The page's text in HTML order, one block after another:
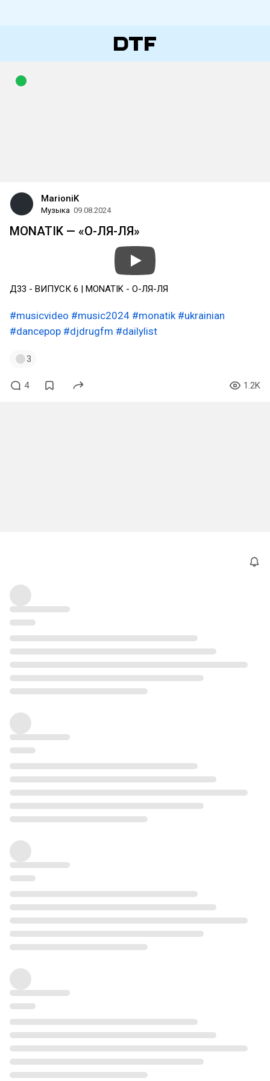
MarioniK
Музыка 09.08.2024
MONATIK — «О-ЛЯ-ЛЯ»
Д33 - ВИПУСК 6 | MONATIK - О-ЛЯ-ЛЯ
#musicvideo #music2024 #monatik #ukrainian
#dancepop #djdrugfm #dailylist
3
4 1.2K